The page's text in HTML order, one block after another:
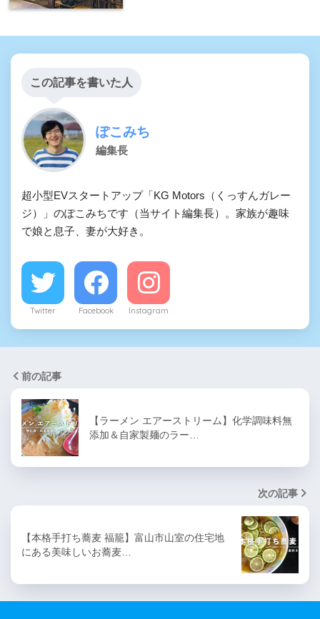
この記事を書いた人
ぽこみち
編集長
超小型EVスタートアップ「KG Motors（くっすんガレー
ジ）」のぽこみちです（当サイト編集長）。家族が趣味
で娘と息子、妻が大好き。
Twitter Facebook Instagram
前の記事
【ラーメン エアーストリーム】化学調味料無
添加＆自家製麺のラー…
次の記事
【本格手打ち蕎麦 福籠】富山市山室の住宅地
にある美味しいお蕎麦…